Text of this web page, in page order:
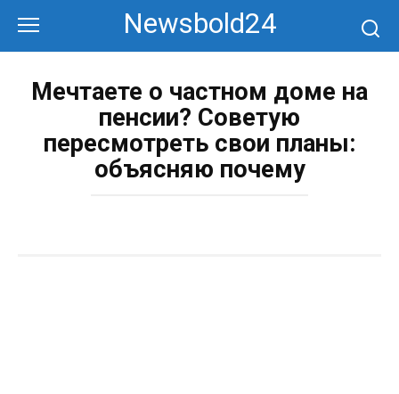
контенту
Newsbold24
Мечтаете о частном доме на
пенсии? Советую
пересмотреть свои планы:
объясняю почему